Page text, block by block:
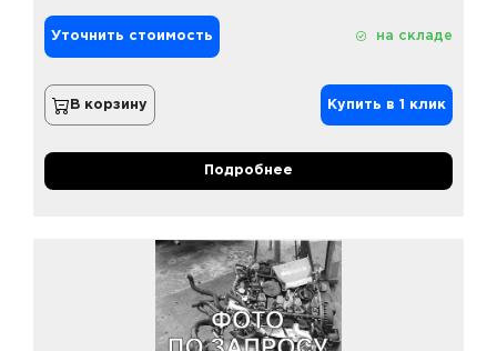
Уточнить стоимость на складе
В корзину Купить в 1 клик
Подробнее